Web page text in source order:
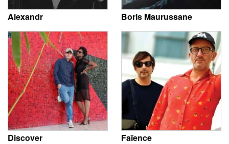
Alexandr Boris Maurussane
Discover Faïence